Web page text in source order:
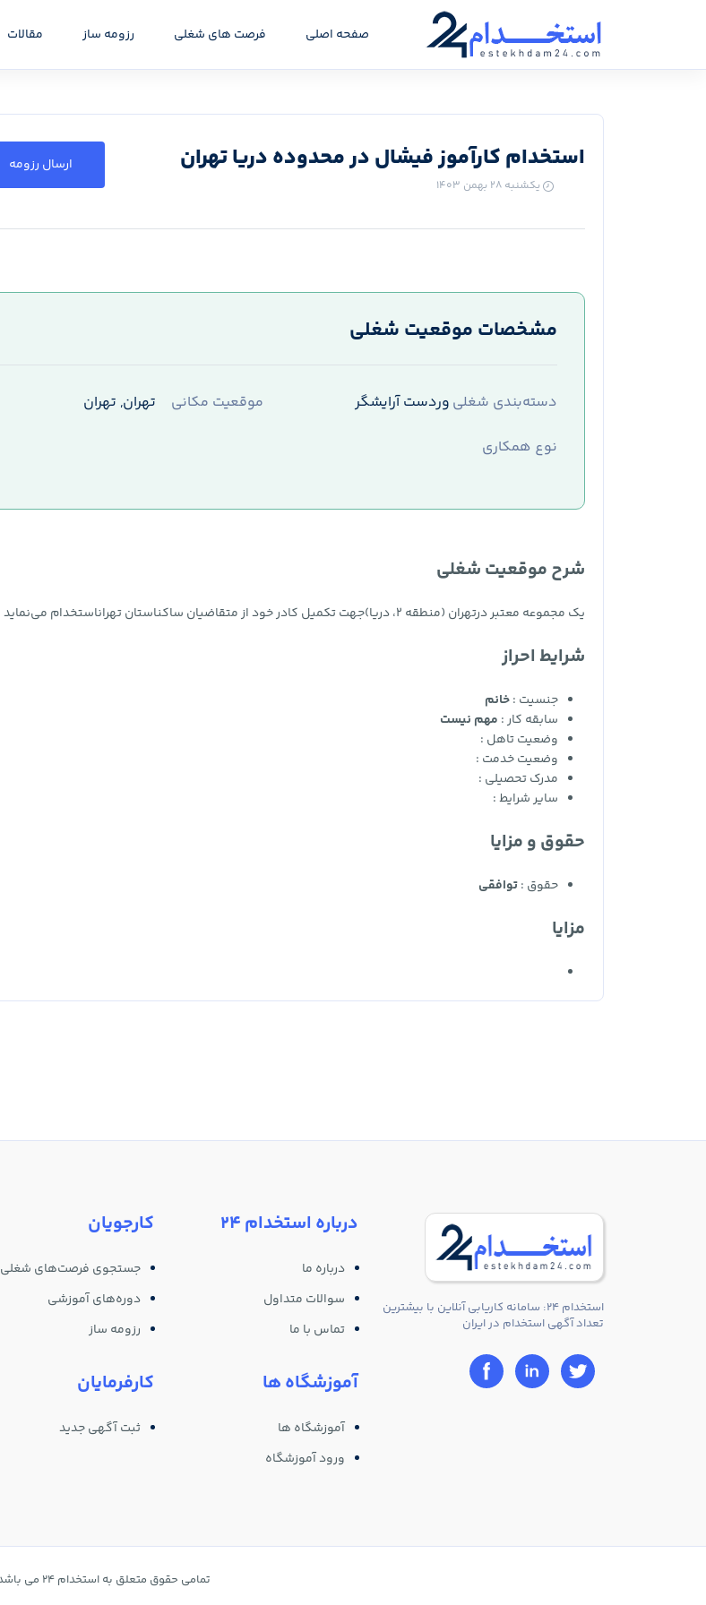
صفحه اصلی فرصت های شغلی رزومه ساز مقالات
استخدام کارآموز فیشال در محدوده دریا تهران
یکشنبه ۲۸ بهمن ۱۴۰۳
ارسال رزومه
مشخصات موقعیت شغلی
دسته‌بندی شغلی وردست آرایشگر موقعیت مکانی
تهران, تهران
نوع همکاری
شرح موقعیت شغلی
یک مجموعه معتبر درتهران (منطقه ۲، دریا)جهت تکمیل کادر خود از متقاضیان ساکناستان تهراناستخدام می‌نماید
شرایط احراز
جنسیت :خانم
سابقه کار : مهم نیست
وضعیت تاهل :
وضعیت خدمت :
مدرک تحصیلی :
سایر شرایط :
حقوق و مزایا
حقوق :توافقی
مزایا
استخدام 24: سامانه کاریابی آنلاین با بیشترین
تعداد آگهی استخدام در ایران
درباره استخدام 24
درباره ما
سوالات متداول
تماس با ما
آموزشگاه ها
آموزشگاه ها
ورود آموزشگاه
کارجویان
جستجوی فرصت‌های شغلی
دوره‌های آموزشی
رزومه ساز
کارفرمایان
ثبت آگهی جدید
تمامی حقوق متعلق به استخدام 24 می باشد